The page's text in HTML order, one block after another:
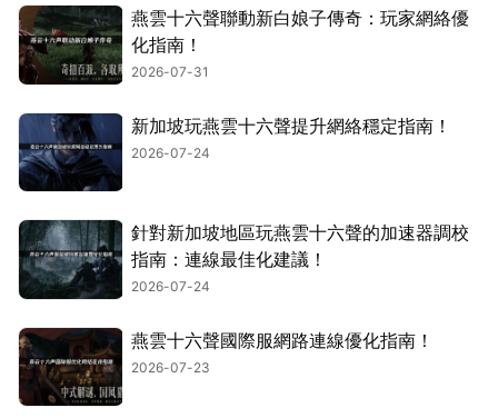
燕雲十六聲聯動新白娘子傳奇：玩家網絡優
化指南！
2026-07-31
新加坡玩燕雲十六聲提升網絡穩定指南！
2026-07-24
針對新加坡地區玩燕雲十六聲的加速器調校
指南：連線最佳化建議！
2026-07-24
燕雲十六聲國際服網路連線優化指南！
2026-07-23